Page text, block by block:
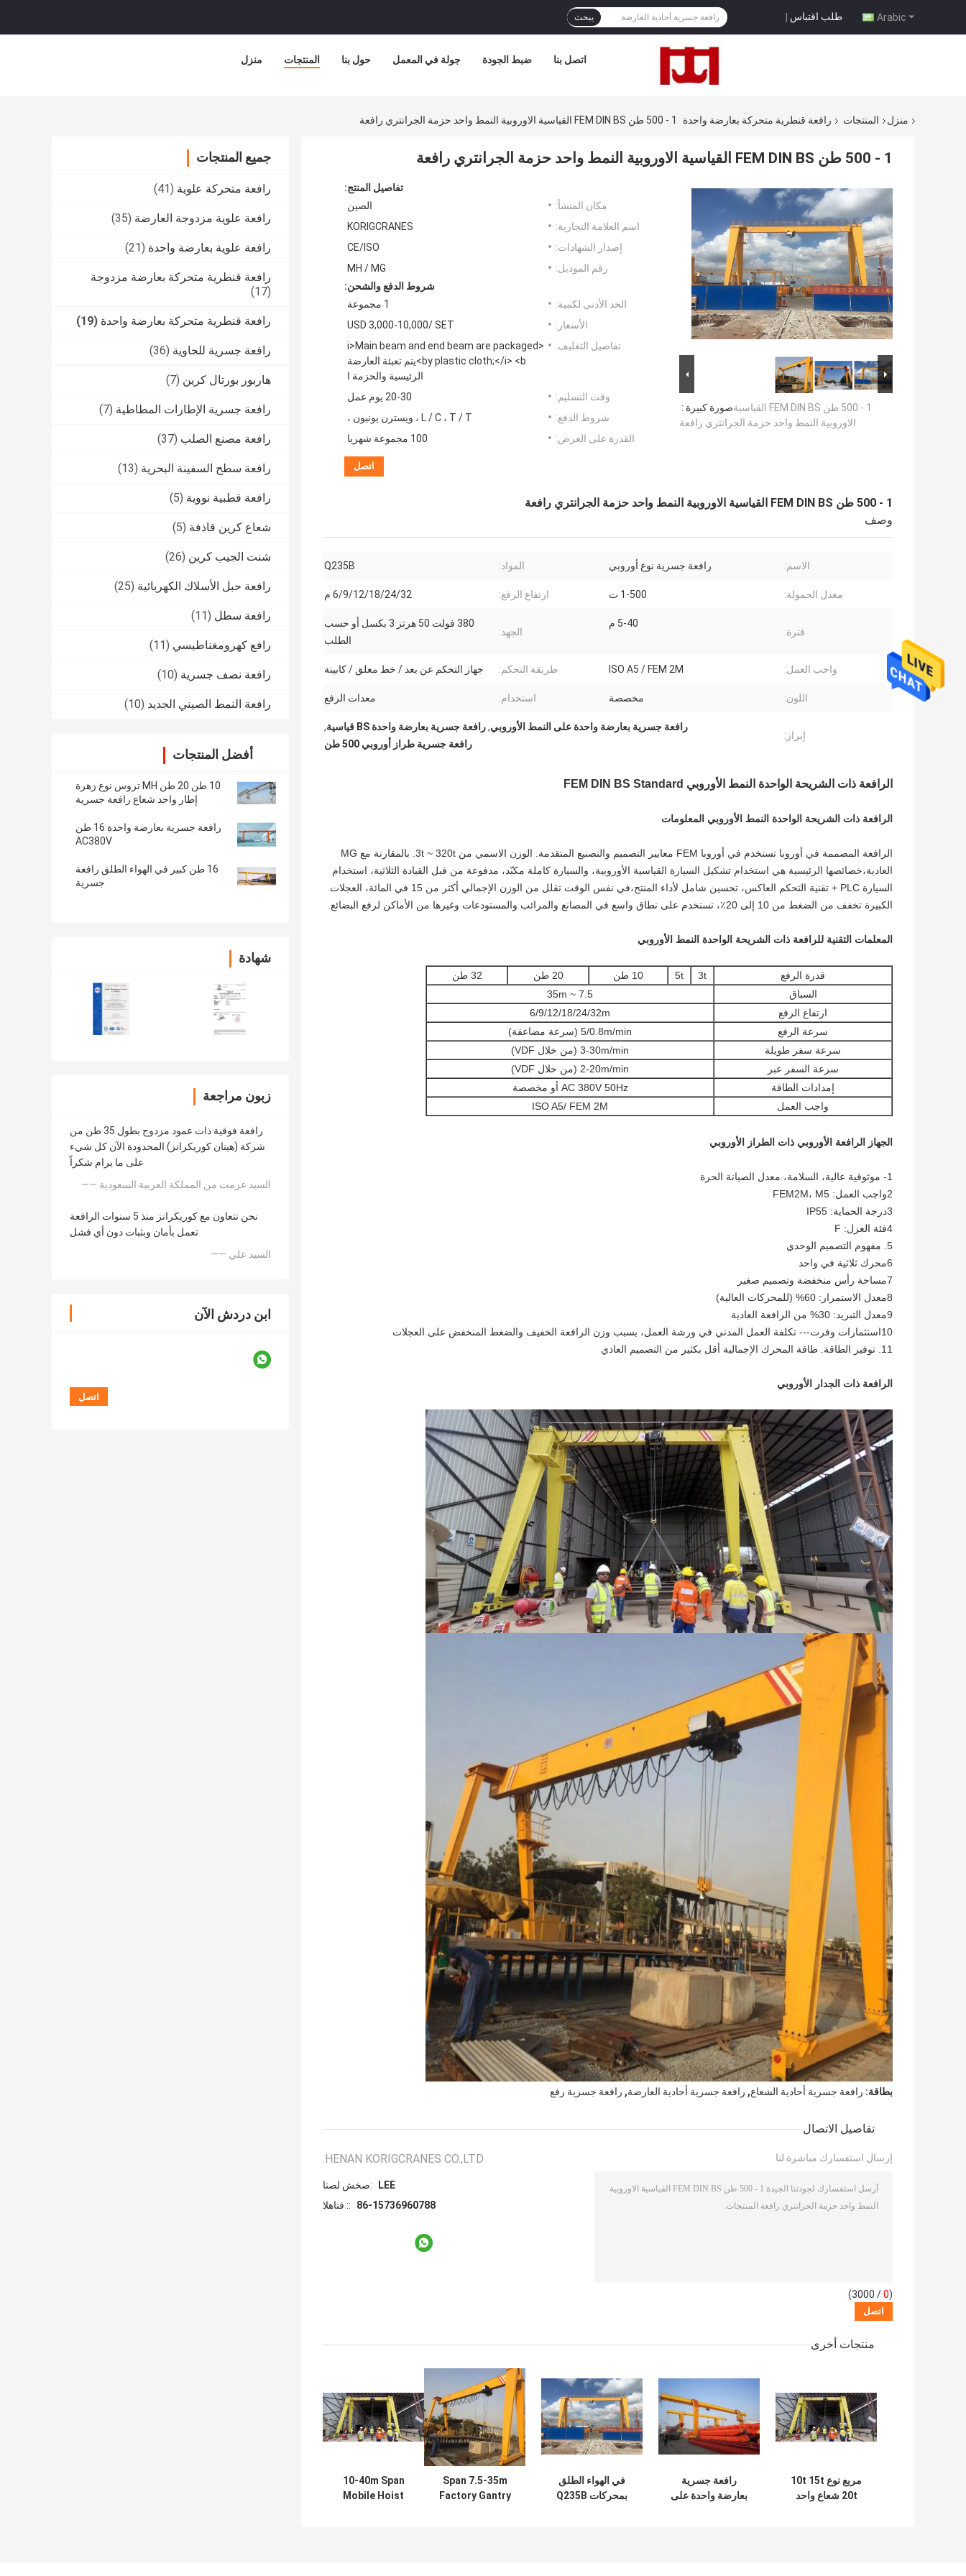
Arabic طلب اقتباس | يبحث
منزل المنتجات حول بنا جولة في المعمل ضبط الجودة اتصل بنا
منزل المنتجات رافعة قنطرية متحركة بعارضة واحدة 1 - 500 طن FEM DIN BS القياسية الاوروبية النمط واحد حزمة الجرانتري رافعة
جميع المنتجات
رافعة متحركة علوية (41)
رافعة علوية مزدوجة العارضة (35)
رافعة علوية بعارضة واحدة (21)
رافعة قنطرية متحركة بعارضة مزدوجة
(17)
رافعة قنطرية متحركة بعارضة واحدة (19)
رافعة جسرية للحاوية (36)
هاربور بورتال كرين (7)
رافعة جسرية الإطارات المطاطية (7)
رافعة مصنع الصلب (37)
رافعة سطح السفينة البحرية (13)
رافعة قطبية نووية (5)
شعاع كرين قاذفة (5)
شنت الجيب كرين (26)
رافعة حبل الأسلاك الكهربائية (25)
رافعة سطل (11)
رافع كهرومغناطيسي (11)
رافعة نصف جسرية (10)
رافعة النمط الصيني الجديد (10)
أفضل المنتجات
10 طن 20 طن MH تروس نوع زهرة
إطار واحد شعاع رافعة جسرية
رافعة جسرية بعارضة واحدة 16 طن
AC380V
16 طن كبير في الهواء الطلق رافعة
جسرية
شهادة
زبون مراجعة
رافعة فوقية ذات عمود مزدوج بطول 35 طن من
شركة (هينان كوريكرانز) المحدودة الآن كل شيء
على ما يرام شكراً
—— السيد عزمت من المملكة العربية السعودية
نحن نتعاون مع كوريكرانز منذ 5 سنوات الرافعة
تعمل بأمان وبثبات دون أي فشل
—— السيد علي
ابن دردش الآن
1 - 500 طن FEM DIN BS القياسية الاوروبية النمط واحد حزمة الجرانتري رافعة
صورة كبيرة :1 - 500 طن FEM DIN BS القياسية
الاوروبية النمط واحد حزمة الجرانتري رافعة
تفاصيل المنتج:
مكان المنشأ:
الصين
اسم العلامة التجارية:
KORIGCRANES
إصدار الشهادات:
CE/ISO
رقم الموديل:
MH / MG
شروط الدفع والشحن:
الحد الأدنى لكمية:
1 مجموعة
الأسعار:
USD 3,000-10,000/ SET
تفاصيل التغليف:
<i>Main beam and end beam are packaged
by plastic cloth;</i> <b>يتم تعبئة العارضة
الرئيسية والحزمة ا
وقت التسليم:
20-30 يوم عمل
شروط الدفع:
L / C ، T / T ، ويسترن يونيون ،
القدرة على العرض:
100 مجموعة شهريا
اتصل
1 - 500 طن FEM DIN BS القياسية الاوروبية النمط واحد حزمة الجرانتري رافعة
وصف
الاسم: رافعة جسرية نوع أوروبي المواد: Q235B
معدل الحمولة: 1-500 ت ارتفاع الرفع: 6/9/12/18/24/32 م
فترة:
5-40 م
الجهد:
380 فولت 50 هرتز 3 بكسل أو حسب
الطلب
واجب العمل: ISO A5 / FEM 2M طريقة التحكم: جهاز التحكم عن بعد / خط معلق / كابينة
اللون: مخصصة استخدام: معدات الرفع
إبراز:
رافعة جسرية بعارضة واحدة على النمط الأوروبي,رافعة جسرية بعارضة واحدة BS قياسية
,
رافعة جسرية طراز أوروبي 500 طن
الرافعة ذات الشريحة الواحدة النمط الأوروبي FEM DIN BS Standard
الرافعة ذات الشريحة الواحدة النمط الأوروبي المعلومات
الرافعة المصممة في أوروبا تستخدم في أوروبا FEM معايير التصميم والتصنيع المتقدمة. الوزن الاسمي من 3t ~ 320t. بالمقارنة مع MG
العادية،خصائصها الرئيسية هي استخدام تشكيل السيارة القياسية الأوروبية، والسيارة كاملة مكبّد، مدفوعة من قبل القيادة الثلاثية، استخدام
السيارة PLC + تقنية التحكم العاكس، تحسين شامل لأداء المنتج،في نفس الوقت تقلل من الوزن الإجمالي أكثر من 15 في المائة، العجلات
الكبيرة تخفف من الضغط من 10 إلى 20٪، تستخدم على نطاق واسع في المصانع والمرائب والمستودعات وغيرها من الأماكن لرفع البضائع.
المعلمات التقنية للرافعة ذات الشريحة الواحدة النمط الأوروبي
قدرة الرفع 3t
5t 10 طن 20 طن
32 طن
السباق
7.5 ~ 35m
ارتفاع الرفع
6/9/12/18/24/32m
سرعة الرفع
5/0.8m/min (سرعة مضاعفة)
سرعة سفر طويلة
3-30m/min (من خلال VDF)
سرعة السفر عبر
2-20m/min (من خلال VDF)
إمدادات الطاقة
AC 380V 50Hz أو مخصصة
واجب العمل
ISO A5/ FEM 2M
الجهاز الرافعة الأوروبي ذات الطراز الأوروبي
1- موثوقية عالية، السلامة، معدل الصيانة الحرة
2واجب العمل: FEM2M، M5
3درجة الحماية: IP55
4فئة العزل: F
5. مفهوم التصميم الوحدي
6محرك ثلاثية في واحد
7مساحة رأس منخفضة وتصميم صغير
8معدل الاستمرار: 60% (للمحركات العالية)
9معدل التبريد: 30% من الرافعة العادية
10استثمارات وفرت--- تكلفة العمل المدني في ورشة العمل، بسبب وزن الرافعة الخفيف والضغط المنخفض على العجلات
11. توفير الطاقة. طاقة المحرك الإجمالية أقل بكثير من التصميم العادي
الرافعة ذات الجدار الأوروبي
بطاقة: رافعة جسرية أحادية الشعاع, رافعة جسرية أحادية العارضة, رافعة جسرية رفع
تفاصيل الاتصال
HENAN KORIGCRANES CO.,LTD.
اتصل شخص:
LEE
الهاتف ::
86-15736960788
إرسال استفسارك مباشرة لنا
(
0
/ 3000)
منتجات أخرى
مربع نوع 10t 15t
20t شعاع واحد
رافعة جسرية
بعارضة واحدة على
في الهواء الطلق
بمحركات Q235B
Span 7.5-35m
Factory Gantry
10-40m Span
Mobile Hoist